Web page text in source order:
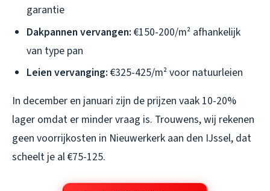
garantie
Dakpannen vervangen: €150-200/m² afhankelijk
van type pan
Leien vervanging: €325-425/m² voor natuurleien
In december en januari zijn de prijzen vaak 10-20%
lager omdat er minder vraag is. Trouwens, wij rekenen
geen voorrijkosten in Nieuwerkerk aan den IJssel, dat
scheelt je al €75-125.